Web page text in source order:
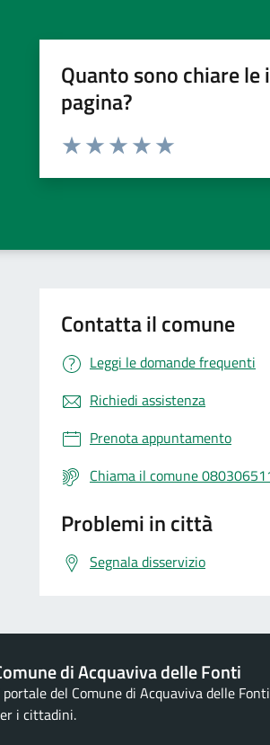
Quanto sono chiare
pagina?
Valuta da 1 a 5 stelle la pagina
Contatta il comune
Leggi le domande frequenti
Richiedi assistenza
Prenota appuntamento
Chiama il comune
Problemi in città
Segnala disservizio
di Acquaviva delle Fonti
portale del Comune di Acquaviva delle
i cittadini.